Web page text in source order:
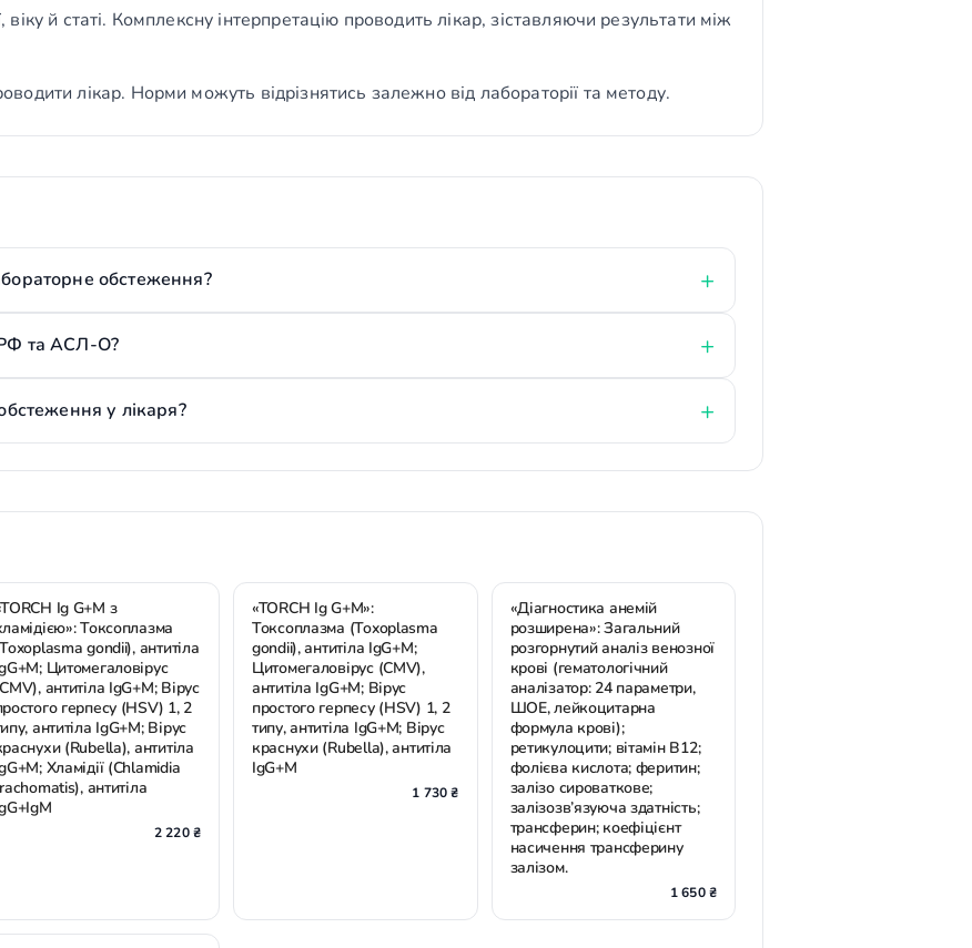
й статі. Комплексну інтерпретацію проводить лікар, зіставляючи результати між
лікар. Норми можуть відрізнятись залежно від лабораторії та методу.
обстеження?
та АСЛ-О?
у лікаря?
Ig G+М з
Токсоплазма
gondii), антитіла
Цитомегаловірус
антитіла IgG+M; Вірус
герпесу (HSV) 1, 2
антитіла IgG+M; Вірус
(Rubella), антитіла
Хламідії (Chlamidia
антитіла
2 220 ₴
«TORCH Ig G+М»:
Токсоплазма (Toxoplasma
gondii), антитіла IgG+M;
Цитомегаловірус (CMV),
антитіла IgG+M; Вірус
простого герпесу (HSV) 1, 2
типу, антитіла IgG+M; Вірус
краснухи (Rubella), антитіла
IgG+M
1 730 ₴
«Діагностика анемій
розширена»: Загальний
розгорнутий аналіз венозної
крові (гематологічний
аналізатор: 24 параметри,
ШОЕ, лейкоцитарна
формула крові);
ретикулоцити; вітамін В12;
фолієва кислота; феритин;
залізо сироваткове;
залізозв’язуюча здатність;
трансферин; коефіцієнт
насичення трансферину
залізом.
1 650 ₴